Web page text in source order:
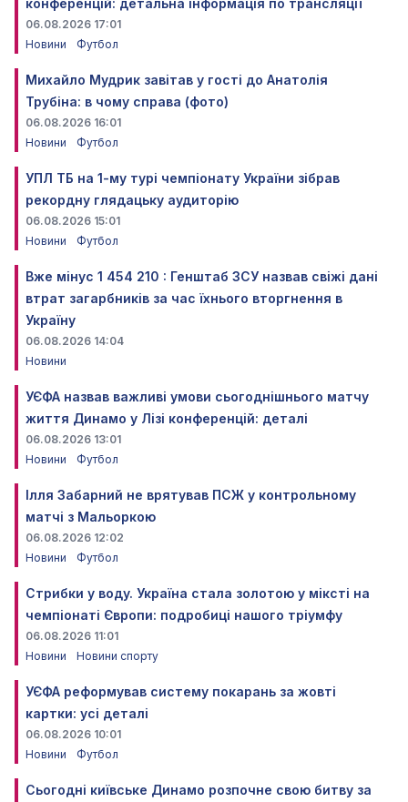
06.08.2026 17:01
Новини
Футбол
Михайло Мудрик завітав у гості до Анатолія
Трубіна: в чому справа (фото)
06.08.2026 16:01
Новини
Футбол
УПЛ ТБ на 1-му турі чемпіонату України зібрав
рекордну глядацьку аудиторію
06.08.2026 15:01
Новини
Футбол
Вже мінус 1 454 210 : Генштаб ЗСУ назвав свіжі дані
втрат загарбників за час їхнього вторгнення в
Україну
06.08.2026 14:04
Новини
УЄФА назвав важливі умови сьогоднішнього матчу
життя Динамо у Лізі конференцій: деталі
06.08.2026 13:01
Новини
Футбол
Ілля Забарний не врятував ПСЖ у контрольному
матчі з Мальоркою
06.08.2026 12:02
Новини
Футбол
Стрибки у воду. Україна стала золотою у міксті на
чемпіонаті Європи: подробиці нашого тріумфу
06.08.2026 11:01
Новини
Новини спорту
УЄФА реформував систему покарань за жовті
картки: усі деталі
06.08.2026 10:01
Новини
Футбол
Сьогодні київське Динамо розпочне свою битву за